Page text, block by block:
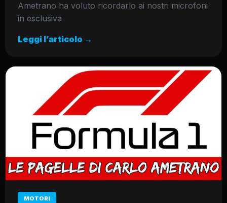
Ametrano ha voluto ricordarlo ai nostri microfoni
in esclusiva
Leggi l’articolo →
MOTORI